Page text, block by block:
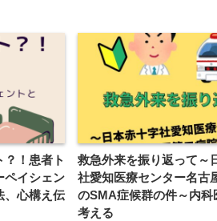
？！患者ト
ペイシェン
心構え伝
救急外来を振り返って～
社愛知医療センター名古
のSMA症候群の件～内科
考える